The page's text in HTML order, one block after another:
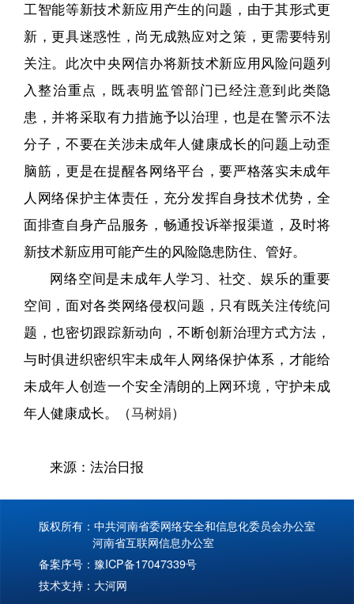
工智能等新技术新应用产生的问题，由于其形式更
新，更具迷惑性，尚无成熟应对之策，更需要特别
关注。此次中央网信办将新技术新应用风险问题列
入整治重点，既表明监管部门已经注意到此类隐
患，并将采取有力措施予以治理，也是在警示不法
分子，不要在关涉未成年人健康成长的问题上动歪
脑筋，更是在提醒各网络平台，要严格落实未成年
人网络保护主体责任，充分发挥自身技术优势，全
面排查自身产品服务，畅通投诉举报渠道，及时将
新技术新应用可能产生的风险隐患防住、管好。
网络空间是未成年人学习、社交、娱乐的重要
空间，面对各类网络侵权问题，只有既关注传统问
题，也密切跟踪新动向，不断创新治理方式方法，
与时俱进织密织牢未成年人网络保护体系，才能给
未成年人创造一个安全清朗的上网环境，守护未成
年人健康成长。（马树娟）
来源：法治日报
版权所有：中共河南省委网络安全和信息化委员会办公室
河南省互联网信息办公室
备案序号： 豫ICP备17047339号
技术支持： 大河网